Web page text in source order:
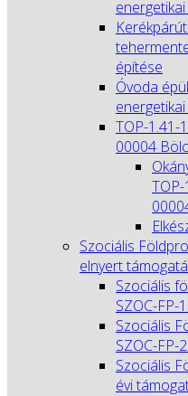
építése
Óvoda
TOP-1.41-
00004
Szociális
elnyert
Szociális
SZOC-FP-
Szociális
SZOC-FP-
Szociális
évi